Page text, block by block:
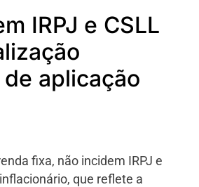
IRPJ e CSLL
aplicação
fixa, não incidem IRPJ e
que reflete a